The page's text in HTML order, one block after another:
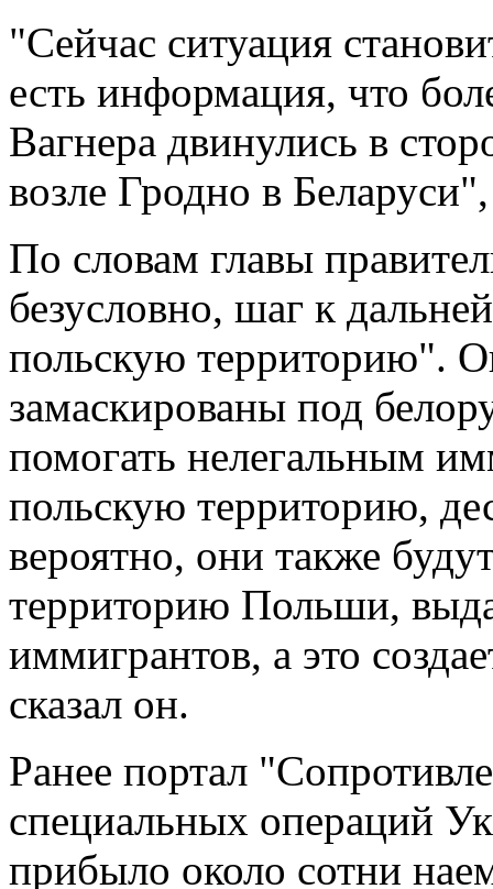
"Сейчас ситуация
есть информация, что
Вагнера двинулись в
возле Гродно в
По словам главы
безусловно, шаг к
польскую территорию".
замаскированы под
помогать нелегальным
польскую территорию,
вероятно, они также
территорию Польши,
иммигрантов, а это
сказал он.
Ранее портал
специальных операций
прибыло около сотни